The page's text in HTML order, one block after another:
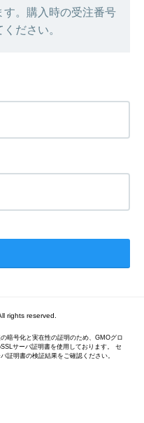
す。購入時の受注番号
ださい。
rights reserved.
暗号化と実在性の証明のため、GMOグロ
サーバ証明書を使用しております。 セ
証明書の検証結果をご確認ください。